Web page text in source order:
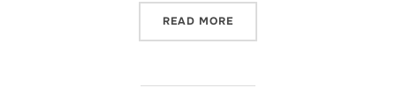
READ MORE